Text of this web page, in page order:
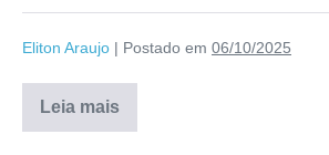
Eliton Araujo | Postado em 06/10/2025
Leia mais